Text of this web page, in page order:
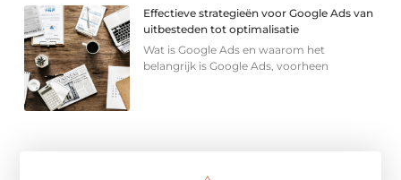
Effectieve strategieën voor Google Ads van
uitbesteden tot optimalisatie
Wat is Google Ads en waarom het
belangrijk is Google Ads, voorheen